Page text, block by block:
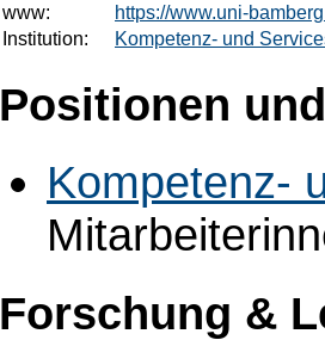
www:
https://www.uni-
Institution:
Kompetenz- und
Positionen
Kompetenz-
Forschung &